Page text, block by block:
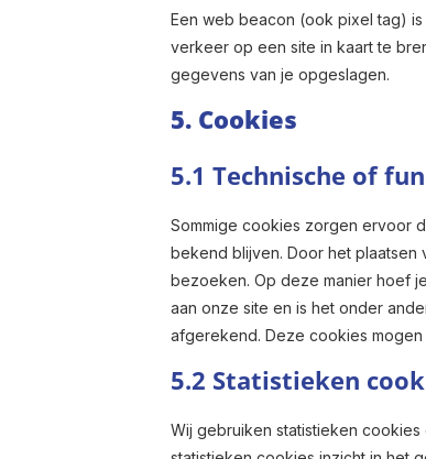
Een web beacon (ook pixel tag)
verkeer op een site in kaart te
gegevens van je opgeslagen.
5. Cookies
5.1 Technische of
Sommige cookies zorgen ervoor
bekend blijven. Door het
bezoeken. Op deze manier hoef
aan onze site en is het onder
afgerekend. Deze cookies
5.2 Statistieken
Wij gebruiken statistieken